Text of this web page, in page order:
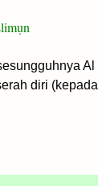
Al
diri